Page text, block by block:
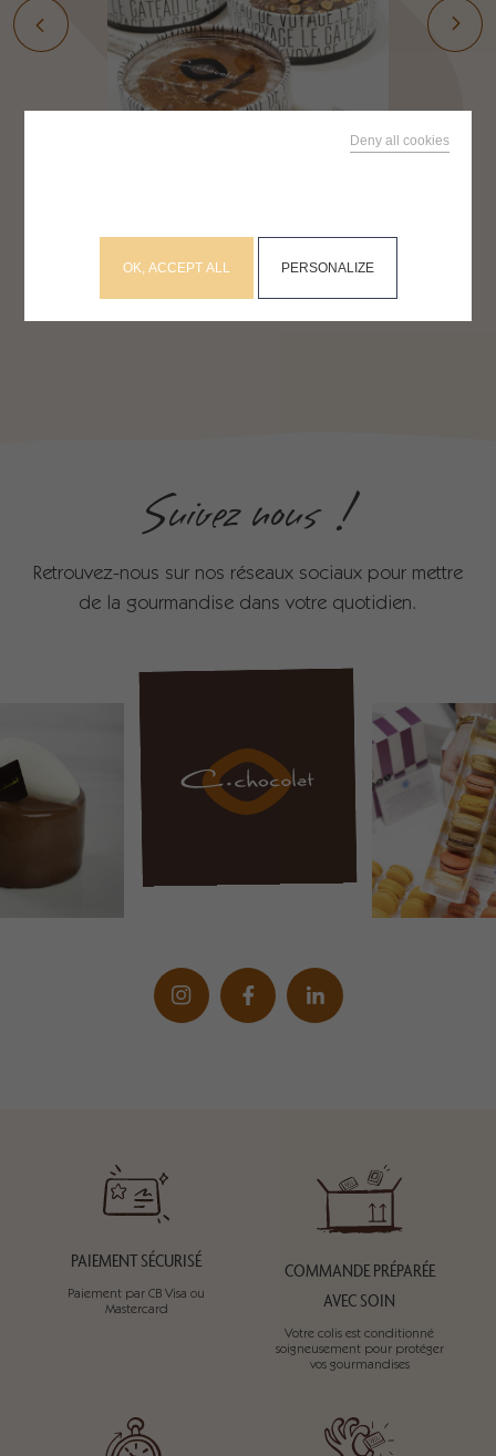
RECHERCHEZ SUR LE SITE
Suivez nous !
Retrouvez-nous sur nos réseaux sociaux pour mettre
de la gourmandise dans votre quotidien.
PAIEMENT SÉCURISÉ
Paiement par CB Visa ou
Mastercard
COMMANDE PRÉPARÉE
AVEC SOIN
Votre colis est conditionné
soigneusement pour protéger
vos gourmandises
OK, ACCEPT ALL
Deny all cookies
PERSONALIZE